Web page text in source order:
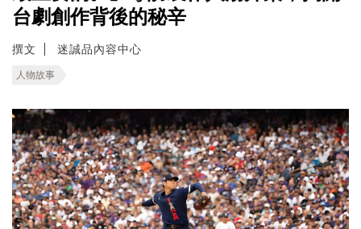
台劇創作背後的秘辛
撰文 迷誠品內容中心
人物故事